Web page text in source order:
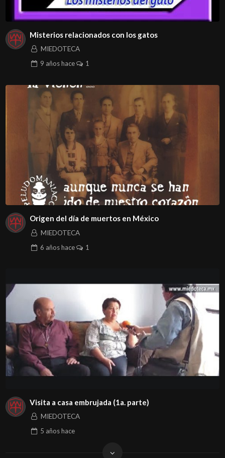
Misterios relacionados con los gatos
MIEDOTECA
9 añoshace 1
Origen del día de muertos en México
MIEDOTECA
6 añoshace 1
Visita a casa embrujada (1a. parte)
MIEDOTECA
5 añoshace